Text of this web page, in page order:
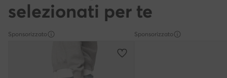
selezionati per te
Sponsorizzato Sponsorizzato